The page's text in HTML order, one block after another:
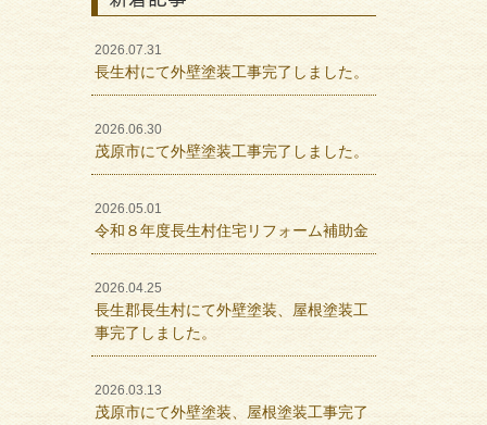
2026.07.31
長生村にて外壁塗装工事完了しました。
2026.06.30
茂原市にて外壁塗装工事完了しました。
2026.05.01
令和８年度長生村住宅リフォーム補助金
2026.04.25
長生郡長生村にて外壁塗装、屋根塗装工
事完了しました。
2026.03.13
茂原市にて外壁塗装、屋根塗装工事完了